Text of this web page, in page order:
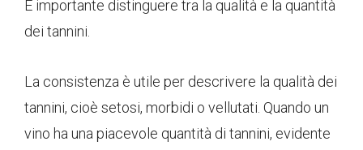
È importante distinguere tra la qualità e la quantità
dei tannini.
La consistenza è utile per descrivere la qualità dei
tannini, cioè setosi, morbidi o vellutati. Quando un
vino ha una piacevole quantità di tannini, evidente